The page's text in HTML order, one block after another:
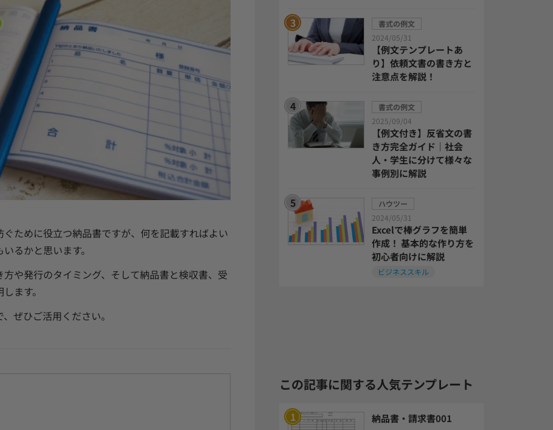
ために役立つ納品書ですが、何を記載すればよい
るかと思います。
や発行のタイミング、そして納品書と検収書、受
ます。
ぜひご活用ください。
書式の例文
2024/05/31
【例文テンプレートあ
り】依頼文書の書き方と
注意点を解説！
書式の例文
2025/09/04
【例文付き】反省文の書
き方完全ガイド｜社会
人・学生に分けて様々な
事例別に解説
ハウツー
2024/05/31
Excelで棒グラフを簡単
作成！ 基本的な作り方を
初心者向けに解説
ビジネススキル
この記事に関する人気テンプレート
納品書・請求書001